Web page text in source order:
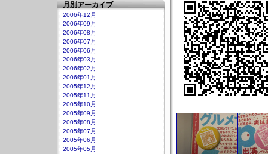
月別アーカイブ
2006年12月
2006年09月
2006年08月
2006年07月
2006年06月
2006年03月
2006年02月
2006年01月
2005年12月
2005年11月
2005年10月
2005年09月
2005年08月
2005年07月
2005年06月
2005年05月